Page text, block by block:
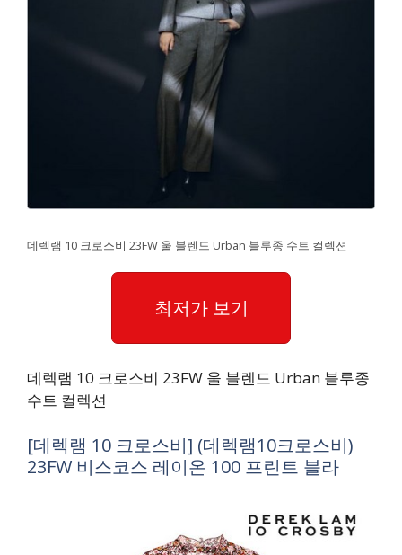
데렉램 10 크로스비 23FW 울 블렌드 Urban 블루종 수트 컬렉션
최저가 보기
데렉램 10 크로스비 23FW 울 블렌드 Urban 블루종
수트 컬렉션
[데렉램 10 크로스비] (데렉램10크로스비)
23FW 비스코스 레이온 100 프린트 블라